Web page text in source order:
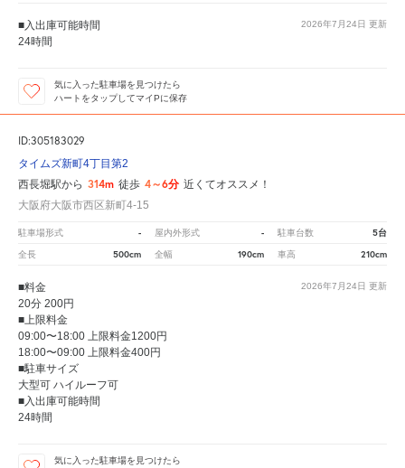
2026年7月24日 更新
■入出庫可能時間
24時間
気に入った駐車場を見つけたら
ハートをタップしてマイPに保存
ID:305183029
タイムズ新町4丁目第2
西長堀駅から 314m 徒歩 4～6分 近くてオススメ！
大阪府大阪市西区新町4-15
駐車場形式 - 屋内外形式 - 駐車台数 5台
全長 500cm 全幅 190cm 車高 210cm
2026年7月24日 更新
■料金
20分 200円
■上限料金
09:00〜18:00 上限料金1200円
18:00〜09:00 上限料金400円
■駐車サイズ
大型可 ハイルーフ可
■入出庫可能時間
24時間
気に入った駐車場を見つけたら